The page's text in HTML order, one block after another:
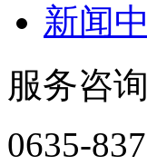
新闻
服务咨
0635-